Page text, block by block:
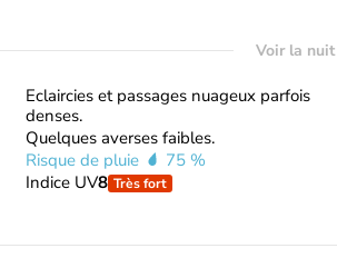
Voir la nuit
Eclaircies et passages nuageux parfois
denses.
Quelques averses faibles.
Risque de pluie
75 %
Indice UV8 Très fort